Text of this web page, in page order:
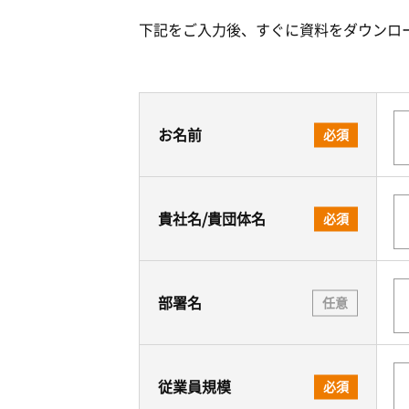
下記をご入力後、すぐに資料をダウンロ
お名前 必須
貴社名/貴団体名 必須
部署名 任意
従業員規模 必須